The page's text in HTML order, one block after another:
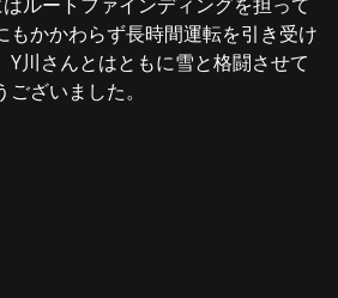
もかかわらず長時間運転を引き受け
Y川さんとはともに雪と格闘させて
ざいました。